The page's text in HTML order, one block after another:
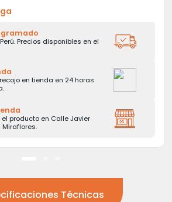
Precios disponibles en el
en tienda en 24 horas
producto en Calle Javier
Miraflores.
Técnicas